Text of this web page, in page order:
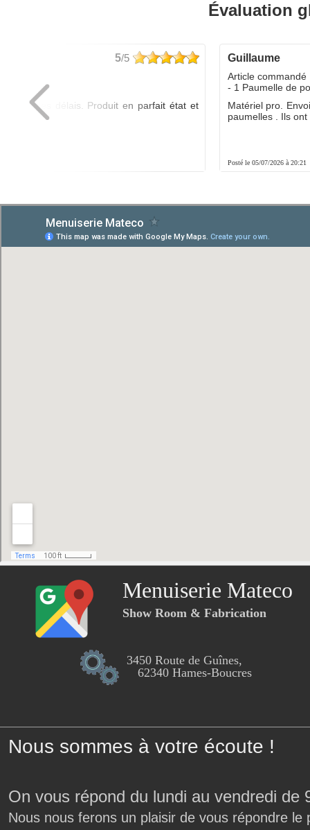
Évaluation
5/5
dans les délais. Produit en parfait état et
guillaume
Posté le 05/07/2026 à 20:21
Article commandé
- 1 Paumelle de
Matériel pro.
paumelles . Ils ont
Menuiserie Mateco
Show Room & Fabrication
3450 Route de Guînes,
62340 Hames-Boucres
Nous sommes à votre écoute !
On vous répond du lundi au vendredi
Nous nous ferons un plaisir de vous répondre le